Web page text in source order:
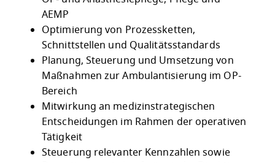
AEMP
Optimierung von Prozessketten,
Schnittstellen und Qualitätsstandards
Planung, Steuerung und Umsetzung von
Maßnahmen zur Ambulantisierung im OP-
Bereich
Mitwirkung an medizinstrategischen
Entscheidungen im Rahmen der operativen
Tätigkeit
Steuerung relevanter Kennzahlen sowie